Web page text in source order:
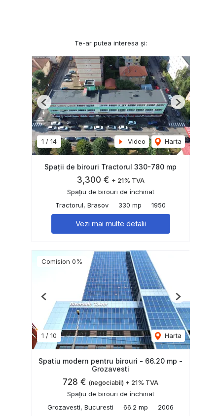
Te-ar putea interesa și:
1 / 14 Video Harta
Previous Next
Spații de birouri Tractorul 330-780 mp
3,300 € + 21% TVA
Spațiu de birouri de închiriat
Tractorul, Brasov
330 mp 1950
Vezi mai multe detalii
Comision 0%
1 / 10 Harta
Previous Next
Spatiu modern pentru birouri - 66.20 mp -
Grozavesti
728 € (negociabil) + 21% TVA
Spațiu de birouri de închiriat
Grozavesti, Bucuresti
66.2 mp 2006